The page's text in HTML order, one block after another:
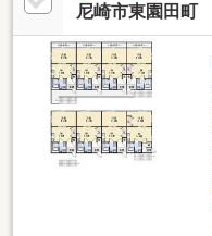
尼崎市東園田町